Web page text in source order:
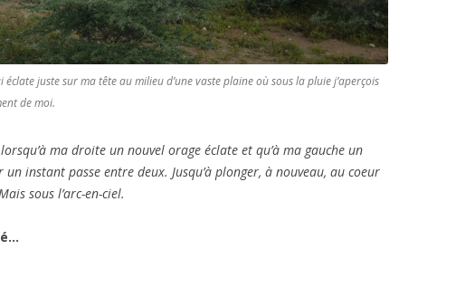
juste sur ma tête au milieu d’une vaste plaine où sous la pluie j’aperçois
de moi.
ma droite un nouvel orage éclate et qu’à ma gauche un
instant passe entre deux. Jusqu’à plonger, à nouveau, au coeur
sous l’arc-en-ciel.